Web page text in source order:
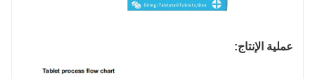
عملية الإنتاج: